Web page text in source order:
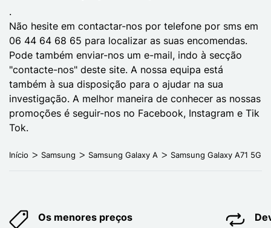
.
Não hesite em contactar-nos por telefone por sms em
06 44 64 68 65 para localizar as suas encomendas.
Pode também enviar-nos um e-mail, indo à secção
"contacte-nos" deste site. A nossa equipa está
também à sua disposição para o ajudar na sua
investigação. A melhor maneira de conhecer as nossas
promoções é seguir-nos no Facebook, Instagram e Tik
Tok.
Início Samsung Samsung Galaxy A Samsung Galaxy A71 5G
Os menores preços